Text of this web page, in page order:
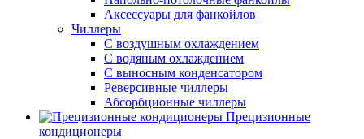
Аксессуары для фанкойлов
Чиллеры
С воздушным охлаждением
С водяным охлаждением
С выносным конденсатором
Реверсивные чиллеры
Абсорбционные чиллеры
Прецизионные
кондиционеры